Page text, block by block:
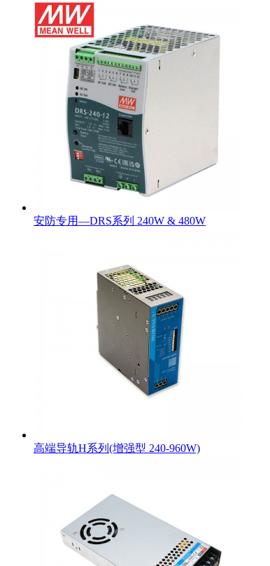
安防专用—DRS系列 240W & 480W
高端导轨H系列(增强型 240-960W)